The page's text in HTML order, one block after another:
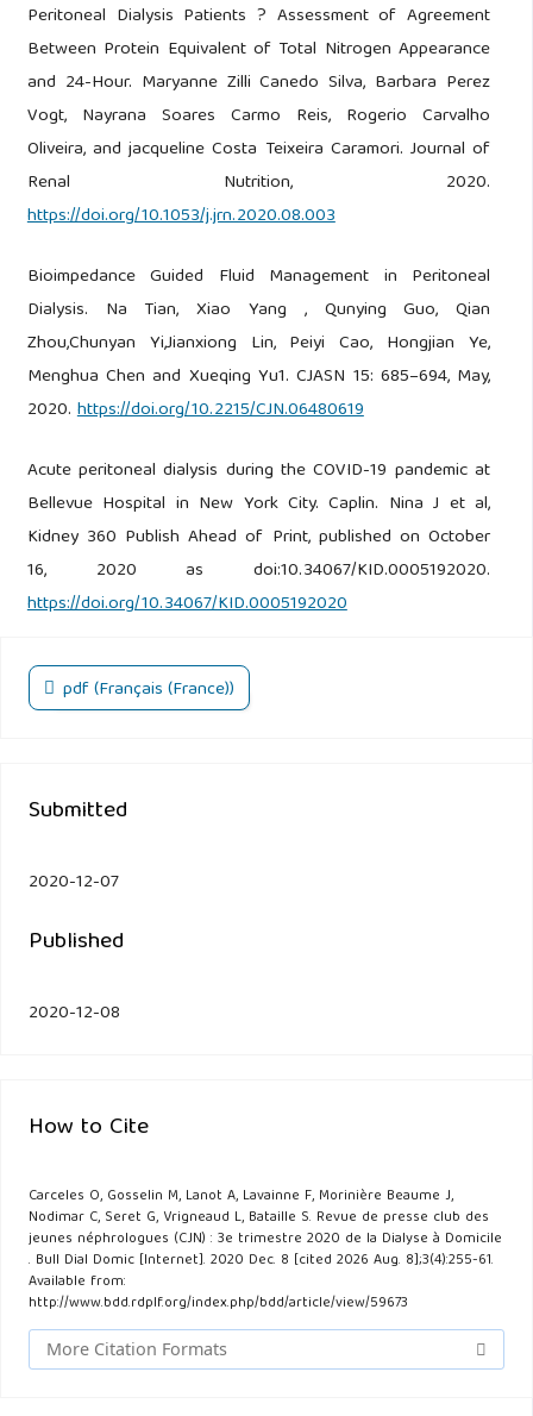
Peritoneal Dialysis Patients ? Assessment of Agreement
Between Protein Equivalent of Total Nitrogen Appearance
and 24-Hour. Maryanne Zilli Canedo Silva, Barbara Perez
Vogt, Nayrana Soares Carmo Reis, Rogerio Carvalho
Oliveira, and jacqueline Costa Teixeira Caramori. Journal of
Renal Nutrition, 2020.
https://doi.org/10.1053/j.jrn.2020.08.003
Bioimpedance Guided Fluid Management in Peritoneal
Dialysis. Na Tian, Xiao Yang , Qunying Guo, Qian
Zhou,Chunyan Yi,Jianxiong Lin, Peiyi Cao, Hongjian Ye,
Menghua Chen and Xueqing Yu1. CJASN 15: 685–694, May,
2020.https://doi.org/10.2215/CJN.06480619
Acute peritoneal dialysis during the COVID-19 pandemic at
Bellevue Hospital in New York City. Caplin. Nina J et al,
Kidney 360 Publish Ahead of Print, published on October
16, 2020 as doi:10.34067/KID.0005192020.
https://doi.org/10.34067/KID.0005192020
pdf (Français (France))
Submitted
2020-12-07
Published
2020-12-08
How to Cite
Carceles O, Gosselin M, Lanot A, Lavainne F, Morinière Beaume J,
Nodimar C, Seret G, Vrigneaud L, Bataille S. Revue de presse club des
jeunes néphrologues (CJN) : 3e trimestre 2020 de la Dialyse à Domicile
. Bull Dial Domic [Internet]. 2020 Dec. 8 [cited 2026 Aug. 8];3(4):255-61.
Available from:
http://www.bdd.rdplf.org/index.php/bdd/article/view/59673
More Citation Formats